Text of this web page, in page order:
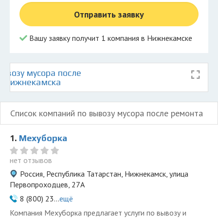
Отправить заявку
Вашу заявку получит 1 компания в Нижнекамске
мусора после
Нижнекамска
Список компаний по вывозу мусора после ремонта
1. Мехуборка
нет отзывов
Россия, Республика Татарстан, Нижнекамск, улица
Первопроходцев, 27А
8 (800) 23...ещё
Компания Мехуборка предлагает услуги по вывозу и